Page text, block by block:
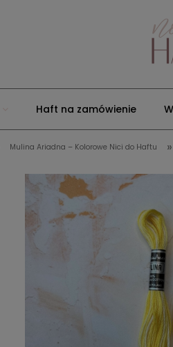
Haft na zamówienie
Mulina Ariadna – Kolorowe Nici do Haftu »